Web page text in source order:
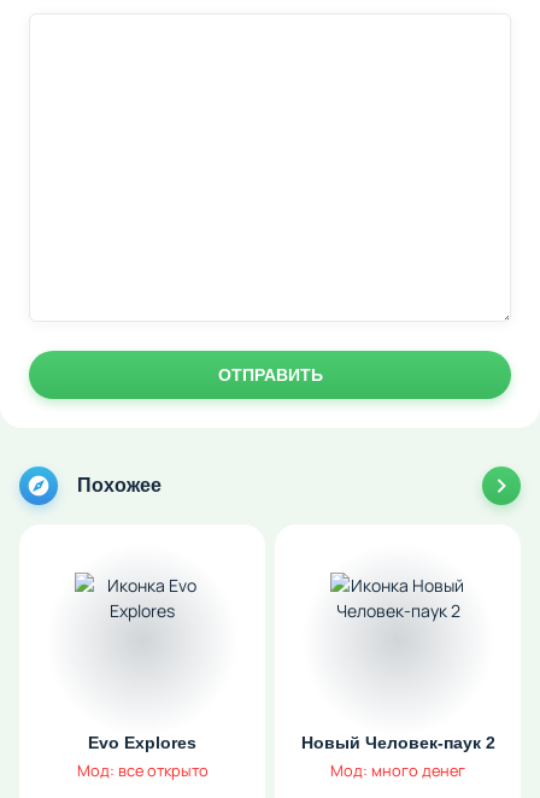
ОТПРАВИТЬ
Похожее
Evo Explores
Мод: все открыто
Новый Человек-паук 2
Мод: много денег